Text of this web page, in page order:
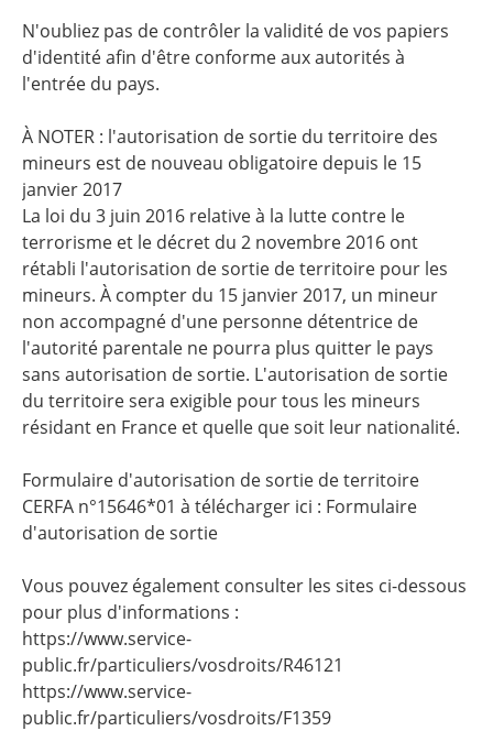
N'oubliez pas de contrôler la validité de vos papiers
d'identité afin d'être conforme aux autorités à
l'entrée du pays.
À NOTER : l'autorisation de sortie du territoire des
mineurs est de nouveau obligatoire depuis le 15
janvier 2017
La loi du 3 juin 2016 relative à la lutte contre le
terrorisme et le décret du 2 novembre 2016 ont
rétabli l'autorisation de sortie de territoire pour les
mineurs. À compter du 15 janvier 2017, un mineur
non accompagné d'une personne détentrice de
l'autorité parentale ne pourra plus quitter le pays
sans autorisation de sortie. L'autorisation de sortie
du territoire sera exigible pour tous les mineurs
résidant en France et quelle que soit leur nationalité.
Formulaire d'autorisation de sortie de territoire
CERFA n°15646*01 à télécharger ici : Formulaire
d'autorisation de sortie
Vous pouvez également consulter les sites ci-dessous
pour plus d'informations :
https://www.service-
public.fr/particuliers/vosdroits/R46121
https://www.service-
public.fr/particuliers/vosdroits/F1359